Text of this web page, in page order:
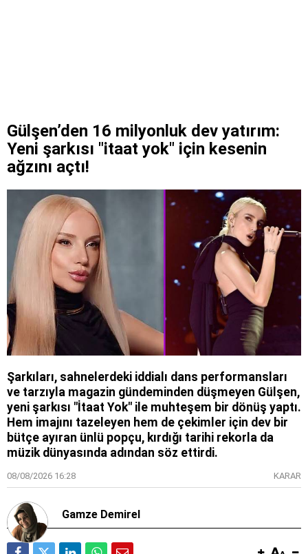
Gülşen’den 16 milyonluk dev yatırım:
Yeni şarkısı "itaat yok" için kesenin
ağzını açtı!
Şarkıları, sahnelerdeki iddialı dans performansları
ve tarzıyla magazin gündeminden düşmeyen Gülşen,
yeni şarkısı "İtaat Yok" ile muhteşem bir dönüş yaptı.
Hem imajını tazeleyen hem de çekimler için dev bir
bütçe ayıran ünlü popçu, kırdığı tarihi rekorla da
müzik dünyasında adından söz ettirdi.
08/08/2026 16:28 KARAR
Gamze Demirel